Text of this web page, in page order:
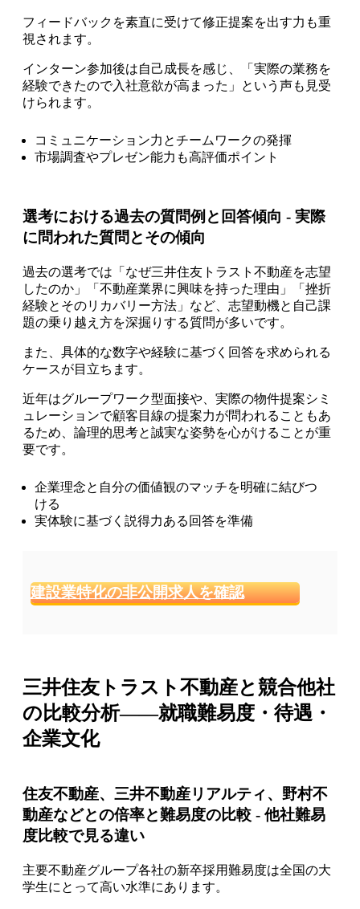
フィードバックを素直に受けて修正提案を出す力も重
視されます。
インターン参加後は自己成長を感じ、「実際の業務を
経験できたので入社意欲が高まった」という声も見受
けられます。
コミュニケーション力とチームワークの発揮
市場調査やプレゼン能力も高評価ポイント
選考における過去の質問例と回答傾向 - 実際
に問われた質問とその傾向
過去の選考では「なぜ三井住友トラスト不動産を志望
したのか」「不動産業界に興味を持った理由」「挫折
経験とそのリカバリー方法」など、志望動機と自己課
題の乗り越え方を深掘りする質問が多いです。
また、具体的な数字や経験に基づく回答を求められる
ケースが目立ちます。
近年はグループワーク型面接や、実際の物件提案シミ
ュレーションで顧客目線の提案力が問われることもあ
るため、論理的思考と誠実な姿勢を心がけることが重
要です。
企業理念と自分の価値観のマッチを明確に結びつ
ける
実体験に基づく説得力ある回答を準備
建設業特化の非公開求人を確認
三井住友トラスト不動産と競合他社
の比較分析——就職難易度・待遇・
企業文化
住友不動産、三井不動産リアルティ、野村不
動産などとの倍率と難易度の比較 - 他社難易
度比較で見る違い
主要不動産グループ各社の新卒採用難易度は全国の大
学生にとって高い水準にあります。